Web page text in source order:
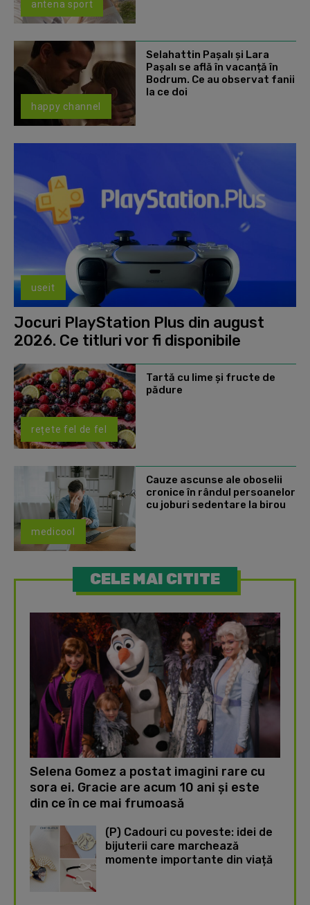
antena sport
happy channel
Selahattin Paşalı și Lara
Paşalı se află în vacanță în
Bodrum. Ce au observat fanii
la ce doi
useit
Jocuri PlayStation Plus din august
2026. Ce titluri vor fi disponibile
rețete fel de fel
Tartă cu lime și fructe de
pădure
medicool
Cauze ascunse ale oboselii
cronice în rândul persoanelor
cu joburi sedentare la birou
CELE MAI CITITE
Selena Gomez a postat imagini rare cu
sora ei. Gracie are acum 10 ani și este
din ce în ce mai frumoasă
(P) Cadouri cu poveste: idei de
bijuterii care marchează
momente importante din viață